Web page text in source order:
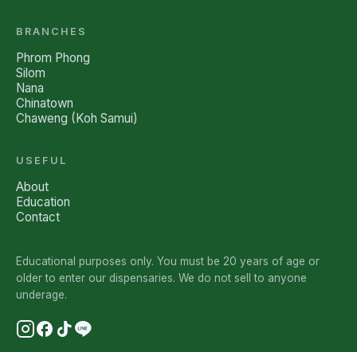
BRANCHES
Phrom Phong
Silom
Nana
Chinatown
Chaweng (Koh Samui)
USEFUL
About
Education
Contact
Educational purposes only. You must be 20 years of age or
older to enter our dispensaries. We do not sell to anyone
underage.